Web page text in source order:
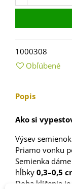
1000308
Obľúbené
Popis
Ako si
Výsev
Priamo vonku
Semienka
hĺbky 0,3–0,5
Doba klíčenia je